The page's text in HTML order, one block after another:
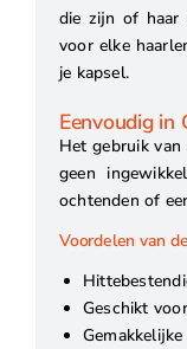
die zijn of haar
voor elke
je kapsel.
Eenvoudig in
Het gebruik
geen
ochtenden of
Voordelen van
Geschikt